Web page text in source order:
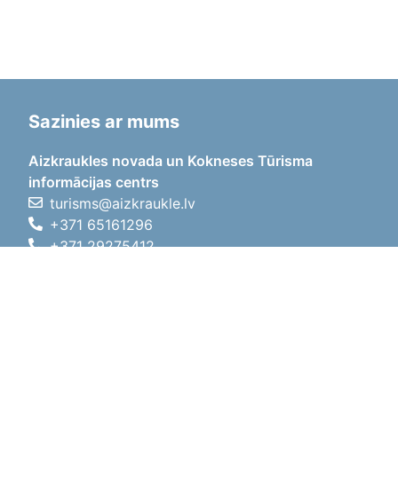
Sazinies ar mums
Aizkraukles novada un Kokneses Tūrisma
informācijas centrs
turisms@aizkraukle.lv
+371 65161296
+371 29275412